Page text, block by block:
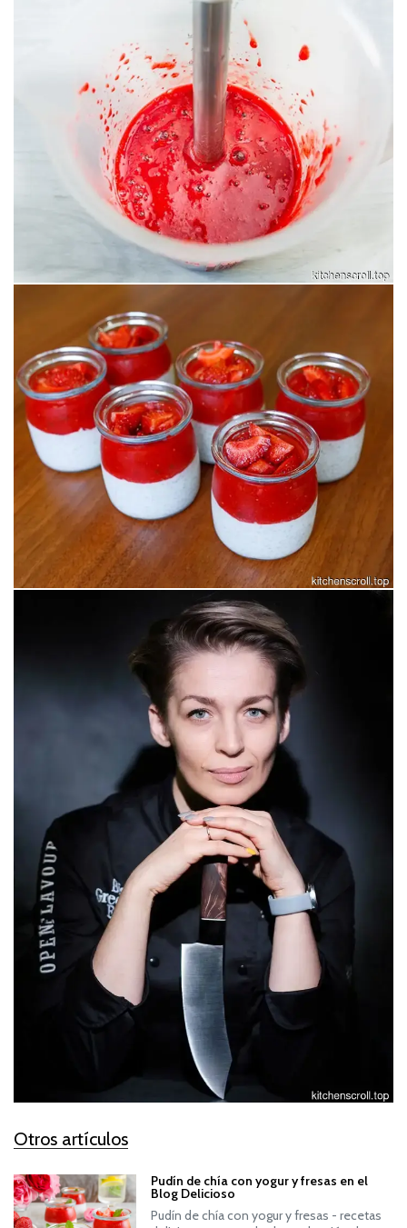
Otros artículos
Pudín de chía con yogur y fresas en el
Blog Delicioso
Pudín de chía con yogur y fresas - recetas